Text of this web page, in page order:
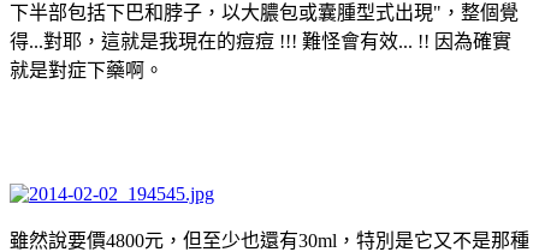
下半部包括下巴和脖子，以大膿包或囊腫型式出現"，整個覺
得...對耶，這就是我現在的痘痘 !!! 難怪會有效... !! 因為確實
就是對症下藥啊。
雖然說要價4800元，但至少也還有30ml，特別是它又不是那種